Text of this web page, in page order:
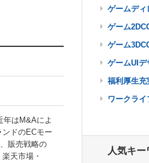
年はM&Aによ
ドのECモー
販売戦略の
天市場・
ゲームディ
ゲーム
ゲーム
ゲームUIデ
福利厚生充
ワークライ
人気キ